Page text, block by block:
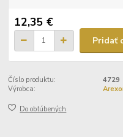
12,35 €
Pridať
Číslo produktu:
4729
Výrobca:
Do obľúbených